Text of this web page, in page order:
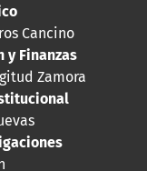
Cancino
y Finanzas
Zamora